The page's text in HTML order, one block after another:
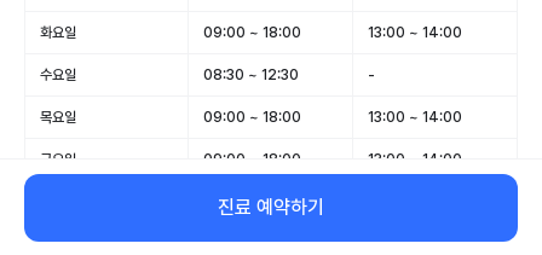
화요일 09:00 ~ 18:00 13:00 ~ 14:00
수요일 08:30 ~ 12:30 -
목요일 09:00 ~ 18:00 13:00 ~ 14:00
금요일 09:00 ~ 18:00 13:00 ~ 14:00
08:30 ~ 12:30
일요일 휴무 -
진료 예약하기